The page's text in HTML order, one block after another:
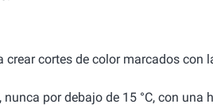
cortes de color marcados con
por debajo de 15 °C, con una